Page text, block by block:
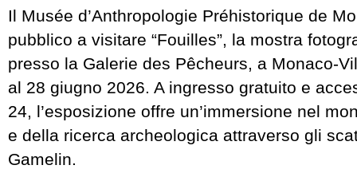
Il Musée d’Anthropologie Préhistorique de
pubblico a visitare “Fouilles”, la mostra
presso la Galerie des Pêcheurs, a Monaco-
al 28 giugno 2026. A ingresso gratuito e
24, l’esposizione offre un’immersione nel
e della ricerca archeologica attraverso gli
Gamelin.